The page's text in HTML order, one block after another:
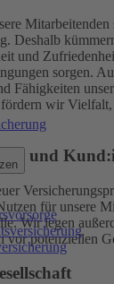
Mitarbeitenden
Deshalb
und
sorgen.
Fähigkeiten
wir
und
für unsere
Wir legen
vor potenziellen